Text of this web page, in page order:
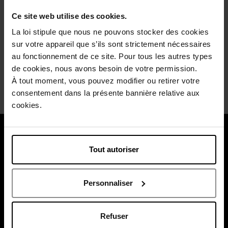
Ce site web utilise des cookies.
La loi stipule que nous ne pouvons stocker des cookies
sur votre appareil que s’ils sont strictement nécessaires
au fonctionnement de ce site. Pour tous les autres types
de cookies, nous avons besoin de votre permission.
À tout moment, vous pouvez modifier ou retirer votre
consentement dans la présente bannière relative aux
cookies.
Tout autoriser
Personnaliser
Refuser
après avoir survécu à un repas avec belle-maman. Le
dans sa salle de bain. J'ai reçu ce produit pour le tester, et
franchement, je ne veux plus le rendre.
Appréciez-vous cet avis ?
Oui Non
À propos de nous
Payez en toute sécurité